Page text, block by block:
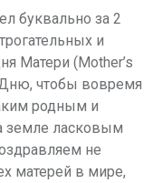
буквально за 2
и
Матери (Mother’s
чтобы вовремя
родным и
земле ласковым
не
матерей в мире,